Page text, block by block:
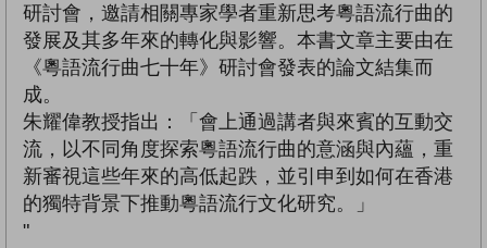
研討會，邀請相關專家學者重新思考粵語流行曲的
發展及其多年來的轉化與影響。本書文章主要由在
《粵語流行曲七十年》研討會發表的論文結集而
成。
朱耀偉教授指出：「會上通過講者與來賓的互動交
流，以不同角度探索粵語流行曲的意涵與內蘊，重
新審視這些年來的高低起跌，並引申到如何在香港
的獨特背景下推動粵語流行文化研究。」
"